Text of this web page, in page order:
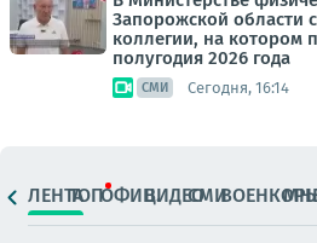
Запорожской области
коллегии, на котором
полугодия 2026 года
СМИ Сегодня, 16:14
ЛЕНТАТОПОФИЦ.ВИДЕОСМИ